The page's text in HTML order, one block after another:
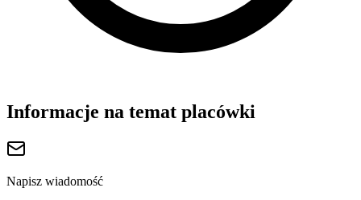
Informacje na temat placówki
Napisz wiadomość